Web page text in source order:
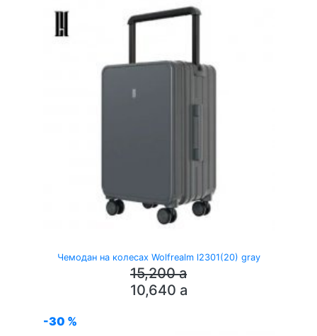
Чемодан на колесах Wolfrealm l2301(20) gray
15,200a
10,640 a
-30 %